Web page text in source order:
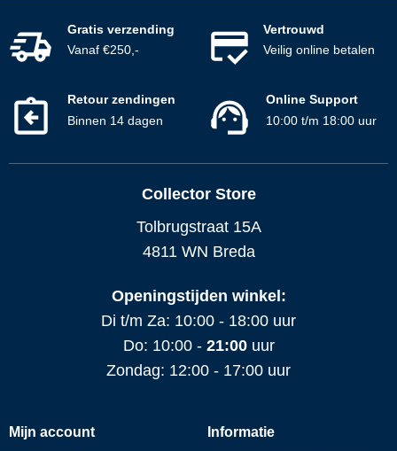
Gratis verzending
Vanaf €250,-
Vertrouwd
Veilig online betalen
Retour zendingen
Binnen 14 dagen
Online Support
10:00 t/m 18:00 uur
Collector Store
Tolbrugstraat 15A
4811 WN Breda
Openingstijden winkel:
Di t/m Za: 10:00 - 18:00 uur
Do: 10:00 - 21:00uur
Zondag: 12:00 - 17:00 uur
Mijn account
Informatie